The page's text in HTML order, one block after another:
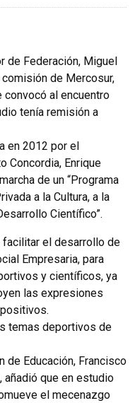
de Federación, Miguel
de Mercosur,
al encuentro
tenía remisión a
en 2012 por el
Concordia, Enrique
de un “Programa
a la Cultura, a la
Científico”.
facilitar el desarrollo de
Empresaria, para
y científicos, ya
las expresiones
temas deportivos de
de Educación, Francisco
añadió que en estudio
el mecenazgo